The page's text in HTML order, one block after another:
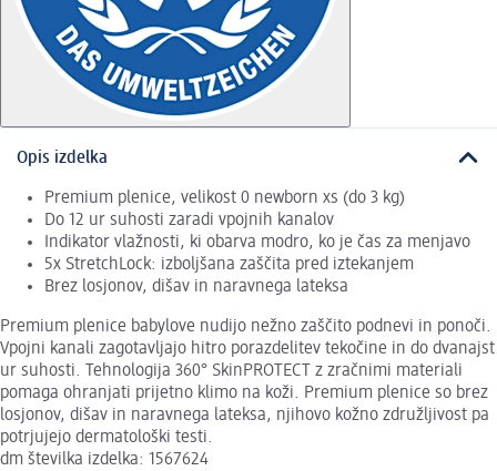
Opis izdelka
Premium plenice, velikost 0 newborn xs (do 3 kg)
Do 12 ur suhosti zaradi vpojnih kanalov
Indikator vlažnosti, ki obarva modro, ko je čas za menjavo
5x StretchLock: izboljšana zaščita pred iztekanjem
Brez losjonov, dišav in naravnega lateksa
Premium plenice babylove nudijo nežno zaščito podnevi in ponoči.
Vpojni kanali zagotavljajo hitro porazdelitev tekočine in do dvanajst
ur suhosti. Tehnologija 360° SkinPROTECT z zračnimi materiali
pomaga ohranjati prijetno klimo na koži. Premium plenice so brez
losjonov, dišav in naravnega lateksa, njihovo kožno združljivost pa
potrjujejo dermatološki testi.
dm številka izdelka: 1567624